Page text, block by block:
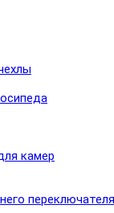
камер
переключателя